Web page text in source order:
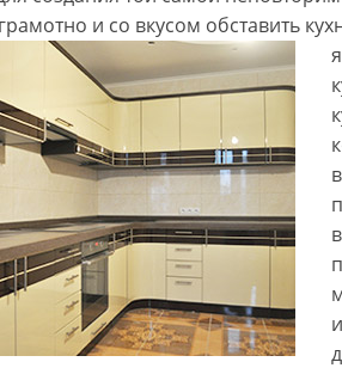
и со вкусом обставить